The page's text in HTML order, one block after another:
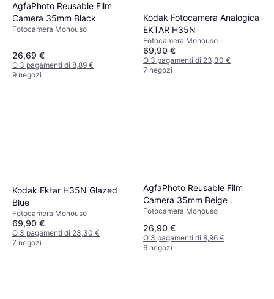
AgfaPhoto Reusable Film
Camera 35mm Black
Fotocamera Monouso
26,69 €
O 3 pagamenti di 8,89 €
9 negozi
Kodak Fotocamera Analogica
EKTAR H35N
Fotocamera Monouso
69,90 €
O 3 pagamenti di 23,30 €
7 negozi
Kodak Ektar H35N Glazed
Blue
Fotocamera Monouso
69,90 €
O 3 pagamenti di 23,30 €
7 negozi
AgfaPhoto Reusable Film
Camera 35mm Beige
Fotocamera Monouso
26,90 €
O 3 pagamenti di 8,96 €
6 negozi